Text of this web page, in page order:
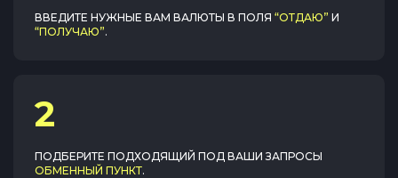
ВВЕДИТЕ НУЖНЫЕ ВАМ ВАЛЮТЫ В ПОЛЯ “ОТДАЮ” И
“ПОЛУЧАЮ”.
2
ПОДБЕРИТЕ ПОДХОДЯЩИЙ ПОД ВАШИ ЗАПРОСЫ
ОБМЕННЫЙ ПУНКТ.